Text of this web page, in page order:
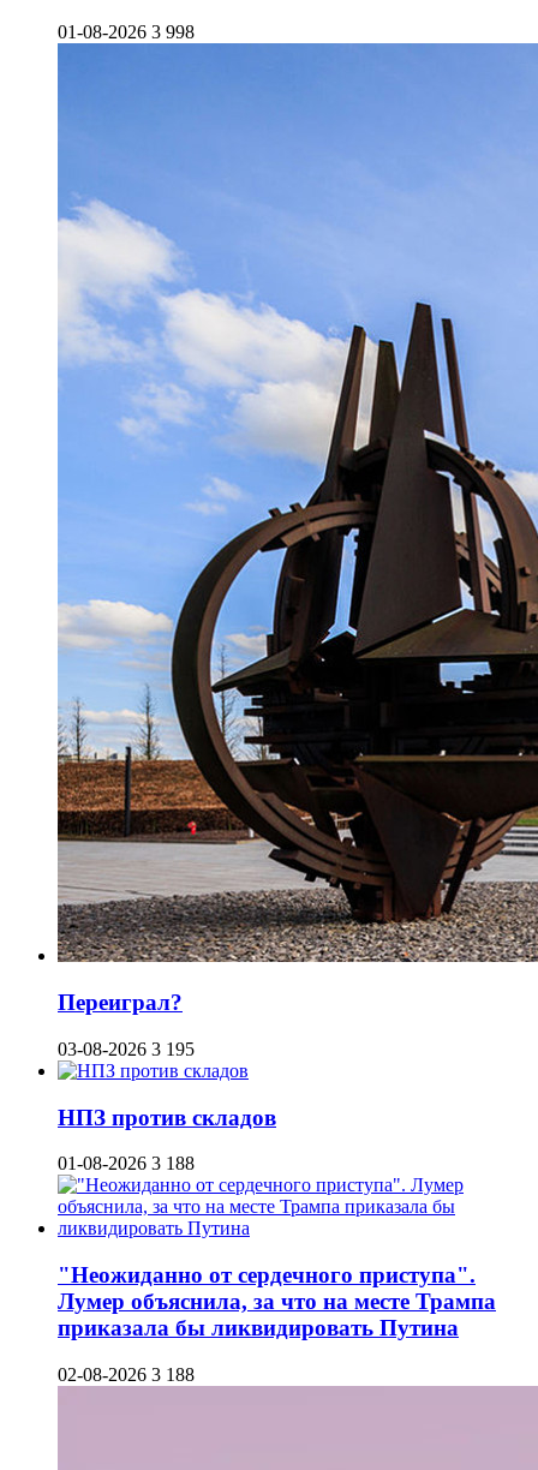
01-08-2026 3 998
Переиграл?
03-08-2026 3 195
НПЗ против складов
01-08-2026 3 188
"Неожиданно от сердечного приступа".
Лумер объяснила, за что на месте Трампа
приказала бы ликвидировать Путина
02-08-2026 3 188